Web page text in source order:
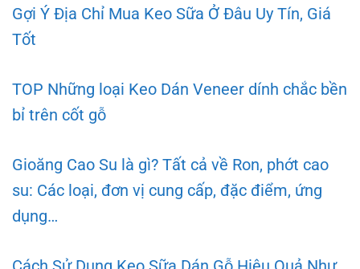
Gợi Ý Địa Chỉ Mua Keo Sữa Ở Đâu Uy Tín, Giá
Tốt
TOP Những loại Keo Dán Veneer dính chắc bền
bỉ trên cốt gỗ
Gioăng Cao Su là gì? Tất cả về Ron, phớt cao
su: Các loại, đơn vị cung cấp, đặc điểm, ứng
dụng…